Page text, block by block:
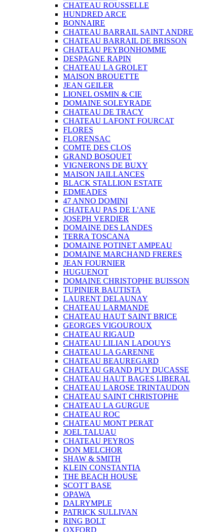
CHATEAU ROUSSELLE
HUNDRED ARCE
BONNAIRE
CHATEAU BARRAIL SAINT ANDRE
CHATEAU BARRAIL DE BRISSON
CHATEAU PEYBONHOMME
DESPAGNE RAPIN
CHATEAU LA GROLET
MAISON BROUETTE
JEAN GEILER
LIONEL OSMIN & CIE
DOMAINE SOLEYRADE
CHATEAU DE TRACY
CHATEAU LAFONT FOURCAT
FLORES
FLORENSAC
COMTE DES CLOS
GRAND BOSQUET
VIGNERONS DE BUXY
MAISON JAILLANCES
BLACK STALLION ESTATE
EDMEADES
47 ANNO DOMINI
CHATEAU PAS DE L'ANE
JOSEPH VERDIER
DOMAINE DES LANDES
TERRA TOSCANA
DOMAINE POTINET AMPEAU
DOMAINE MARCHAND FRERES
JEAN FOURNIER
HUGUENOT
DOMAINE CHRISTOPHE BUISSON
TUPINIER BAUTISTA
LAURENT DELAUNAY
CHATEAU LARMANDE
CHATEAU HAUT SAINT BRICE
GEORGES VIGOUROUX
CHATEAU RIGAUD
CHATEAU LILIAN LADOUYS
CHATEAU LA GARENNE
CHATEAU BEAUREGARD
CHATEAU GRAND PUY DUCASSE
CHATEAU HAUT BAGES LIBERAL
CHATEAU LAROSE TRINTAUDON
CHATEAU SAINT CHRISTOPHE
CHATEAU LA GURGUE
CHATEAU ROC
CHATEAU MONT PERAT
JOEL TALUAU
CHATEAU PEYROS
DON MELCHOR
SHAW & SMITH
KLEIN CONSTANTIA
THE BEACH HOUSE
SCOTT BASE
OPAWA
DALRYMPLE
PATRICK SULLIVAN
RING BOLT
OXFORD